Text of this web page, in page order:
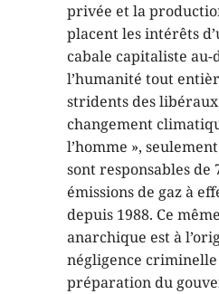
privée et la
placent les intérêts
cabale capitaliste au-
l’humanité tout
stridents des
changement
l’homme »,
sont responsables de
émissions de gaz à
depuis 1988. Ce
anarchique est à
négligence
préparation du